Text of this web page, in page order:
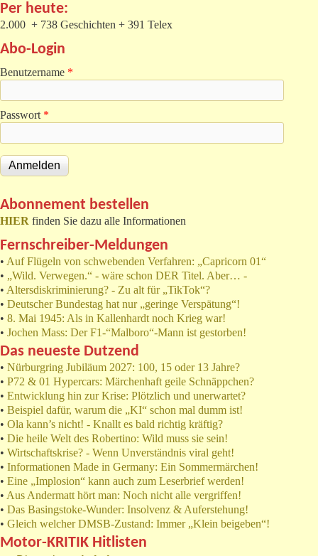
Per heute:
2.000 + 738 Geschichten + 391 Telex
Abo-Login
Benutzername *
Passwort *
Abonnement bestellen
HIER finden Sie dazu alle Informationen
Fernschreiber-Meldungen
• Auf Flügeln von schwebenden Verfahren: „Capricorn 01“
• „Wild. Verwegen.“ - wäre schon DER Titel. Aber… -
• Altersdiskriminierung? - Zu alt für „TikTok“?
• Deutscher Bundestag hat nur „geringe Verspätung“!
• 8. Mai 1945: Als in Kallenhardt noch Krieg war!
• Jochen Mass: Der F1-“Malboro“-Mann ist gestorben!
Das neueste Dutzend
• Nürburgring Jubiläum 2027: 100, 15 oder 13 Jahre?
• P72 & 01 Hypercars: Märchenhaft geile Schnäppchen?
• Entwicklung hin zur Krise: Plötzlich und unerwartet?
• Beispiel dafür, warum die „KI“ schon mal dumm ist!
• Ola kann’s nicht! - Knallt es bald richtig kräftig?
• Die heile Welt des Robertino: Wild muss sie sein!
• Wirtschaftskrise? - Wenn Unverständnis viral geht!
• Informationen Made in Germany: Ein Sommermärchen!
• Eine „Implosion“ kann auch zum Leserbrief werden!
• Aus Andermatt hört man: Noch nicht alle vergriffen!
• Das Basingstoke-Wunder: Insolvenz & Auferstehung!
• Gleich welcher DMSB-Zustand: Immer „Klein beigeben“!
Motor-KRITIK Hitlisten